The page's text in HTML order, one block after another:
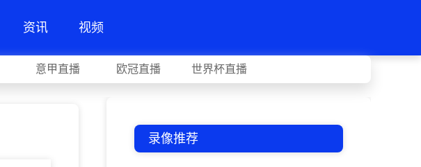
资讯 视频
意甲直播 欧冠直播 世界杯直播
录像推荐